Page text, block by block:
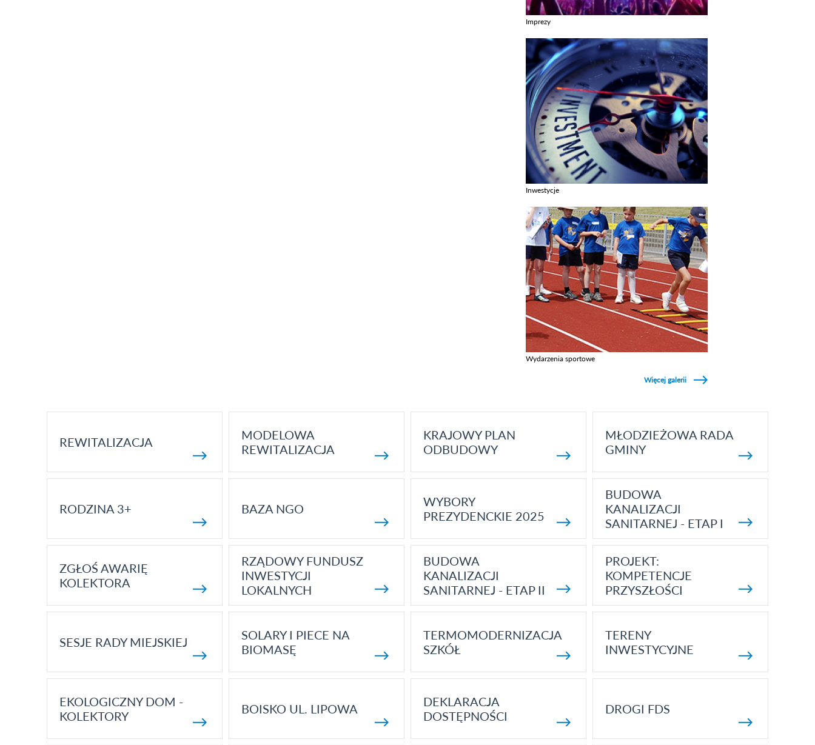
Imprezy
Inwestycje
Wydarzenia sportowe
Więcej galerii
REWITALIZACJA
MODELOWA
REWITALIZACJA
KRAJOWY PLAN
ODBUDOWY
MŁODZIEŻOWA RADA
GMINY
RODZINA 3+ BAZA NGO
WYBORY
PREZYDENCKIE 2025
BUDOWA
KANALIZACJI
SANITARNEJ - ETAP I
ZGŁOŚ AWARIĘ
KOLEKTORA
RZĄDOWY FUNDUSZ
INWESTYCJI
LOKALNYCH
BUDOWA
KANALIZACJI
SANITARNEJ - ETAP II
PROJEKT:
KOMPETENCJE
PRZYSZŁOŚCI
SESJE RADY MIEJSKIEJ
SOLARY I PIECE NA
BIOMASĘ
TERMOMODERNIZACJA
SZKÓŁ
TERENY
INWESTYCYJNE
EKOLOGICZNY DOM -
KOLEKTORY
BOISKO UL. LIPOWA
DEKLARACJA
DOSTĘPNOŚCI
DROGI FDS